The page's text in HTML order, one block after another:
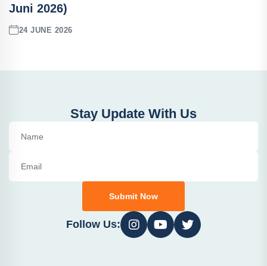
Juni 2026)
24 JUNE 2026
Stay Update With Us
Submit Now
Follow Us: